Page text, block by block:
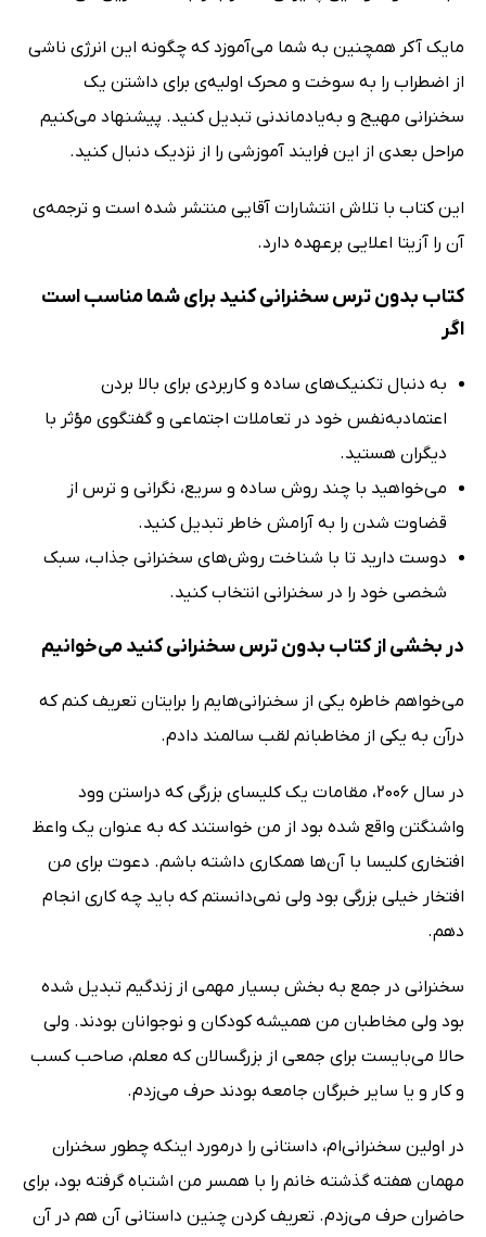
مایک آکر همچنین به شما می‌آموزد که چگونه این انرژی ناشی
از اضطراب را به سوخت و محرک اولیه‌ی برای داشتن یک
سخنرانی مهیج و به‌یادماندنی تبدیل کنید. پیشنهاد می‌کنیم
مراحل بعدی از این فرایند آموزشی را از نزدیک دنبال کنید.
این کتاب با تلاش انتشارات آقایی منتشر شده است و ترجمه‌ی
آن را آزیتا اعلایی برعهده دارد.
کتاب بدون ترس سخنرانی کنید برای شما مناسب است
اگر
به دنبال تکنیک‌های ساده و کاربردی برای بالا بردن
اعتمادبه‌نفس خود در تعاملات اجتماعی و گفتگوی مؤثر با
دیگران هستید.
می‌خواهید با چند روش ساده و سریع، نگرانی و ترس از
قضاوت شدن را به آرامش خاطر تبدیل کنید.
دوست دارید تا با شناخت روش‌های سخنرانی جذاب، سبک
شخصی خود را در سخنرانی انتخاب کنید.
در بخشی از کتاب بدون ترس سخنرانی کنید می‌خوانیم
می‌خواهم خاطره یکی از سخنرانی‌هایم را برایتان تعریف کنم که
درآن به یکی از مخاطبانم لقب سالمند دادم.
در سال 2006، مقامات یک کلیسای بزرگی که دراستن وود
واشنگتن واقع شده بود از من خواستند که به عنوان یک واعظ
افتخاری کلیسا با آن‌ها همکاری داشته باشم. دعوت برای من
افتخار خیلی بزرگی بود ولی نمی‌دانستم که باید چه کاری انجام
دهم.
سخنرانی در جمع به بخش بسیار مهمی از زندگیم تبدیل شده
بود ولی مخاطبان من همیشه کودکان و نوجوانان بودند. ولی
حالا می‌بایست برای جمعی از بزرگسالان که معلم، صاحب کسب
و کار و یا سایر خبرگان جامعه بودند حرف می‌زدم.
در اولین سخنرانی‌ام، داستانی را درمورد اینکه چطور سخنران
مهمان هفته گذشته خانم را با همسر من اشتباه گرفته بود، برای
حاضران حرف می‌زدم. تعریف کردن چنین داستانی آن هم در آن